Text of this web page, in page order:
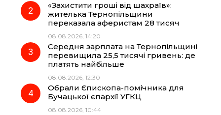
o
k
r
a
m
«Захистити гроші від шахраїв»:
жителька Тернопільщини
переказала аферистам 28 тисяч
08.08.2026, 14:20
Середня зарплата на Тернопільщині
перевищила 25,5 тисячі гривень: де
платять найбільше
08.08.2026, 12:30
Обрали Єпископа-помічника для
Бучацької єпархії УГКЦ
08.08.2026, 10:44